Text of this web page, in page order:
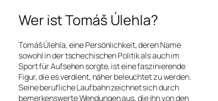
Wer ist Tomáš Úlehla?
Tomáš Úlehla, eine Persönlichkeit, deren Name
sowohl in der tschechischen Politik als auch im
Sport für Aufsehen sorgte, ist eine faszinierende
Figur, die es verdient, näher beleuchtet zu werden.
Seine berufliche Laufbahn zeichnet sich durch
bemerkenswerte Wendungen aus, die ihn von den